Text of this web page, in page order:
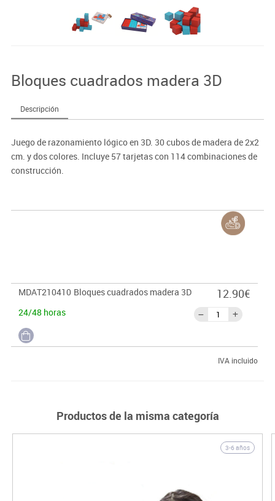
Bloques cuadrados madera 3D
Descripción
Juego de razonamiento lógico en 3D. 30 cubos de madera de 2x2
cm. y dos colores. Incluye 57 tarjetas con 114 combinaciones de
construcción.
MDAT210410 Bloques cuadrados madera 3D
24/48 horas
12.90€
IVA incluido
Productos de la misma categoría
3-6 años